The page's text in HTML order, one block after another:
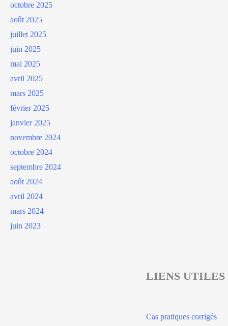
octobre 2025
août 2025
juillet 2025
juin 2025
mai 2025
avril 2025
mars 2025
février 2025
janvier 2025
novembre 2024
octobre 2024
septembre 2024
août 2024
avril 2024
mars 2024
juin 2023
LIENS UTILES
Cas pratiques corrigés